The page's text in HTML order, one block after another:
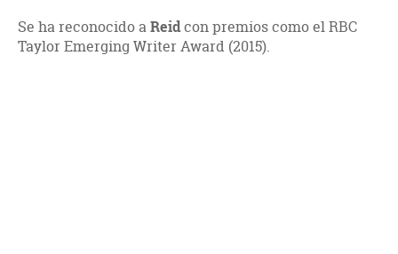
Se ha reconocido aReidcon premios como el RBC
Taylor Emerging Writer Award (2015).